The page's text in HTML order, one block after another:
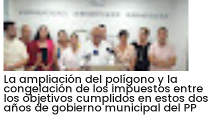
La ampliación del polígono y la
congelación de los impuestos entre
los objetivos cumplidos en estos dos
años de gobierno municipal del PP